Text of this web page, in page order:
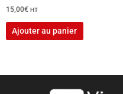
15,00€ HT
Ajouter au panier